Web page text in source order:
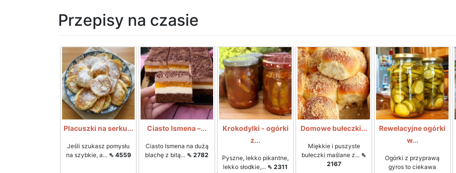
Przepisy na czasie
Placuszki na serku...
Jeśli szukasz pomysłu
na szybkie, a... ⇖ 4559
Ciasto Ismena –...
Ciasto Ismena na dużą
blachę z bitą... ⇖ 2782
Krokodylki - ogórki
z...
Pyszne, lekko pikantne,
lekko słodkie,... ⇖ 2311
Domowe bułeczki...
Miękkie i puszyste
bułeczki maślane z... ⇖
2167
Rewelacyjne ogórki
w...
Ogórki z przyprawą
gyros to ciekawa